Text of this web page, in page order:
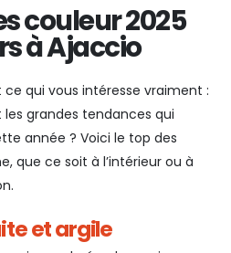
couleur 2025
à Ajaccio
qui vous intéresse vraiment :
les grandes tendances qui
année ? Voici le top des
que ce soit à l’intérieur ou à
et argile